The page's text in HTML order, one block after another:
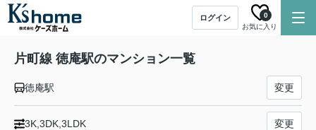
ログイン
お気に入り
0
片町線 徳庵駅のマンション一覧
徳庵駅 変更
3K,3DK,3LDK 変更